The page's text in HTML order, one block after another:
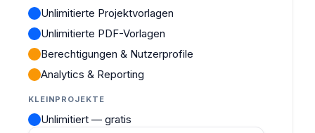
Unlimitierte Projektvorlagen
Unlimitierte PDF-Vorlagen
Berechtigungen & Nutzerprofile
Analytics & Reporting
KLEINPROJEKTE
Unlimitiert — gratis